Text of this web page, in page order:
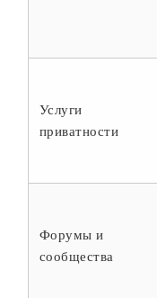
Услуги
приватности
Форумы и
сообщества